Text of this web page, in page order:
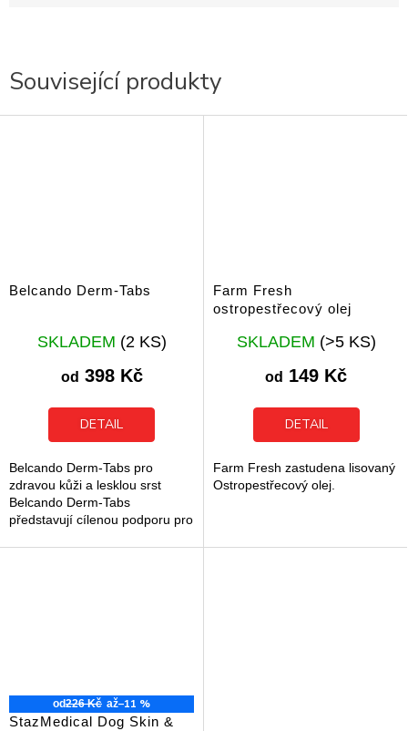
Související produkty
Belcando Derm-Tabs
Průměrné
hodnocení
produktu
je
z
SKLADEM (2 KS)
od 398 Kč
DETAIL
Belcando Derm-Tabs pro
zdravou kůži a lesklou srst
Belcando Derm-Tabs
představují cílenou podporu pro
Farm Fresh
ostropestřecový olej
Průměrné
hodnocení
produktu
je
z
SKLADEM (>5 KS)
od 149 Kč
DETAIL
Farm Fresh zastudena lisovaný
Ostropestřecový olej.
od226 Kč až–11 %
StazMedical Dog Skin &